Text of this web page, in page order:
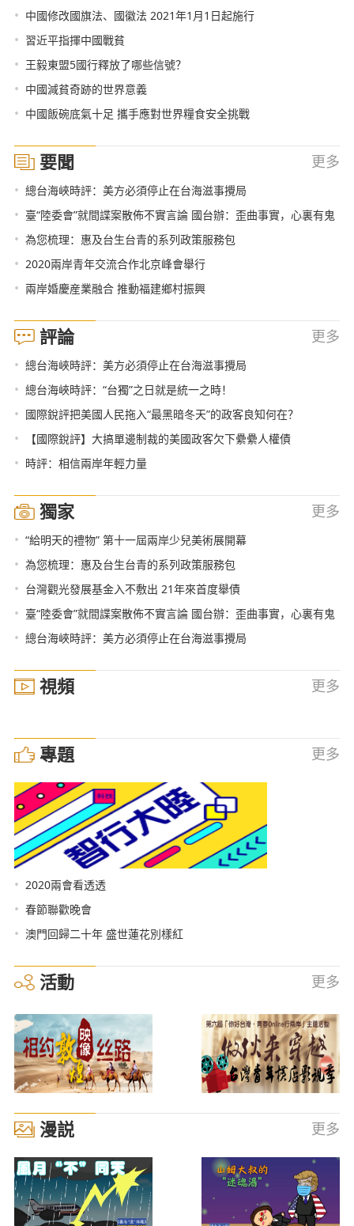
• 中國修改國旗法、國徽法 2021年1月1日起施行
• 習近平指揮中國戰貧
• 王毅東盟5國行釋放了哪些信號？
• 中國減貧奇跡的世界意義
• 中國飯碗底氣十足 攜手應對世界糧食安全挑戰
要聞 更多
• 總台海峽時評：美方必須停止在台海滋事攪局
• 臺“陸委會”就間諜案散佈不實言論 國台辦：歪曲事實，心裏有鬼
• 為您梳理：惠及台生台青的系列政策服務包
• 2020兩岸青年交流合作北京峰會舉行
• 兩岸婚慶産業融合 推動福建鄉村振興
評論 更多
• 總台海峽時評：美方必須停止在台海滋事攪局
• 總台海峽時評：“台獨”之日就是統一之時！
• 國際銳評把美國人民拖入“最黑暗冬天”的政客良知何在？
• 【國際銳評】大搞單邊制裁的美國政客欠下纍纍人權債
• 時評：相信兩岸年輕力量
獨家 更多
• “給明天的禮物” 第十一屆兩岸少兒美術展開幕
• 為您梳理：惠及台生台青的系列政策服務包
• 台灣觀光發展基金入不敷出 21年來首度舉債
• 臺“陸委會”就間諜案散佈不實言論 國台辦：歪曲事實，心裏有鬼
• 總台海峽時評：美方必須停止在台海滋事攪局
視頻 更多
專題 更多
• 2020兩會看透透
• 春節聯歡晚會
• 澳門回歸二十年 盛世蓮花別樣紅
活動 更多
漫説 更多